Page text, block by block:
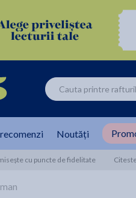
Noutăți
cu puncte de fidelitate